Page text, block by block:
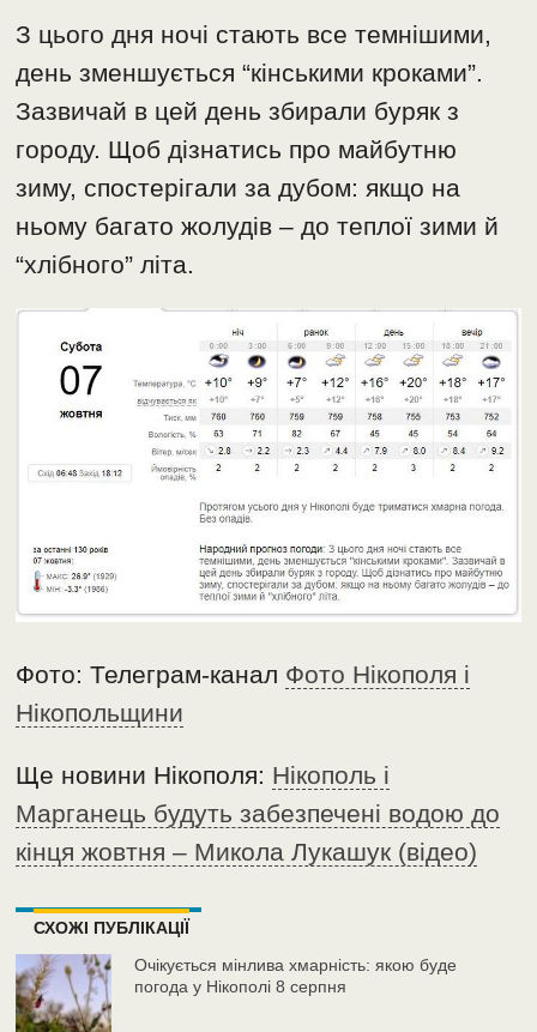
З цього дня ночі стають все темнішими,
день зменшується “кінськими кроками”.
Зазвичай в цей день збирали буряк з
городу. Щоб дізнатись про майбутню
зиму, спостерігали за дубом: якщо на
ньому багато жолудів – до теплої зими й
“хлібного” літа.
Фото: Телеграм-канал Фото Нікополя і
Нікопольщини
Ще новини Нікополя: Нікополь і
Марганець будуть забезпечені водою до
кінця жовтня – Микола Лукашук (відео)
СХОЖІ ПУБЛІКАЦІЇ
Очікується мінлива хмарність: якою буде
погода у Нікополі 8 серпня